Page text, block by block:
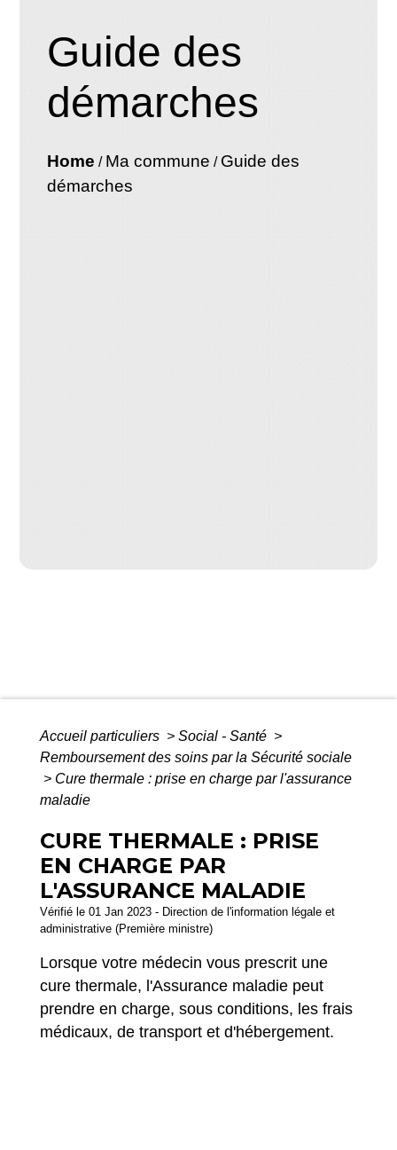
Guide des
démarches
Home / Ma commune / Guide des
démarches
Accueil particuliers > Social - Santé >
Remboursement des soins par la Sécurité sociale
> Cure thermale : prise en charge par l'assurance
maladie
CURE THERMALE : PRISE
EN CHARGE PAR
L'ASSURANCE MALADIE
Vérifié le 01 Jan 2023 - Direction de l'information légale et
administrative (Première ministre)
Lorsque votre médecin vous prescrit une
cure thermale, l'Assurance maladie peut
prendre en charge, sous conditions, les frais
médicaux, de transport et d'hébergement.